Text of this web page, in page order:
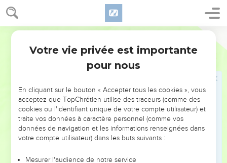
1 Corinthiens 12
corps, nous les entourons d'un plus grand honneur. Ainsi nos
organes les moins décents sont traités avec plus d'égards,
tandis que ceux qui sont décents n'en ont pas besoin.
Dieu a disposé le corps de manière à donner plus d'honneur
à ce qui en manquait,
afin qu'il n'y ait pas de division dans le corps mais que tous
Si un membre souffre, tous les membres souffrent avec
lui ; si un membre est honoré, tous les membres se
réjouissent avec lui.
Vous êtes le corps de Christ et vous êtes ses membres,
Votre vie privée est importante
pour nous
En cliquant sur le bouton « Accepter tous les cookies », vous
acceptez que TopChrétien utilise des traceurs (comme des
cookies ou l'identifiant unique de votre compte utilisateur) et
traite vos données à caractère personnel (comme vos
données de navigation et les informations renseignées dans
votre compte utilisateur) dans les buts suivants :
Mesurer l'audience de notre service